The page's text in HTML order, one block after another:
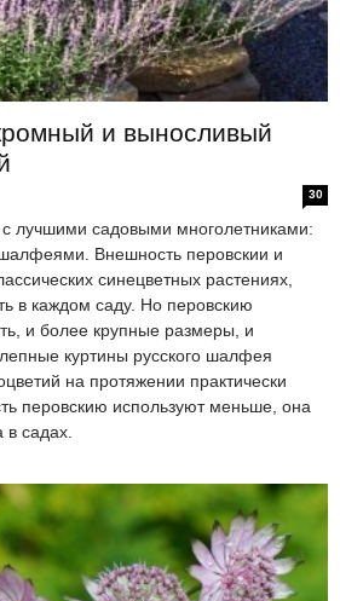
и выносливый
30
лучшими садовыми многолетниками:
Внешность перовскии и
синецветных растениях,
в каждом саду. Но перовскию
и более крупные размеры, и
куртины русского шалфея
на протяжении практически
перовскию используют меньше, она
в садах.